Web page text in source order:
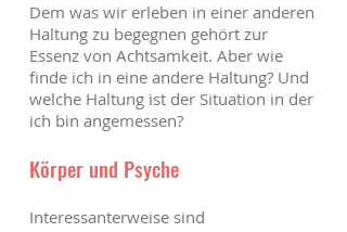
Dem was wir erleben in einer anderen
Haltung zu begegnen gehört zur
Essenz von Achtsamkeit. Aber wie
finde ich in eine andere Haltung? Und
welche Haltung ist der Situation in der
ich bin angemessen?
Körper und Psyche
Interessanterweise sind